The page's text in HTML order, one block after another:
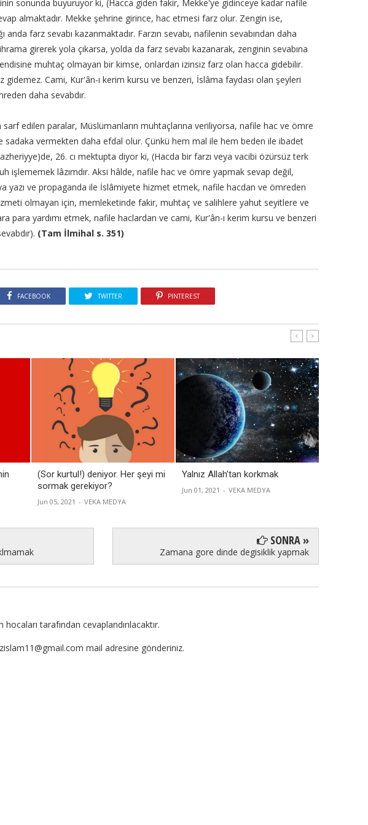
sonunda buyuruyor ki, (Hacca giden fakir, Mekke'ye gidinceye kadar nafile
almaktadır. Mekke şehrine girince, hac etmesi farz olur. Zengin ise,
anda farz sevabı kazanmaktadır. Farzın sevabı, nafilenin sevabından daha
girerek yola çıkarsa, yolda da farz sevabı kazanarak, zenginin sevabına
muhtaç olmayan bir kimse, onlardan izinsiz farz olan hacca gidebilir.
gidemez. Cami, Kur'ân-ı kerim kursu ve benzeri, İslâma faydası olan şeyleri
daha sevabdır.
edilen paralar, Müslümanların muhtaçlarına veriliyorsa, nafile hac ve ömre
sadaka vermekten daha efdal olur. Çünkü hem mal ile hem beden ile ibadet
26. cı mektupta diyor ki, (Hacda bir farzı veya vacibi özürsüz terk
işlememek lâzımdır. Aksi hâlde, nafile hac ve ömre yapmak sevap değil,
yazı ve propaganda ile İslâmiyete hizmet etmek, nafile hacdan ve ömreden
olmayan için, memleketinde fakir, muhtaç ve salihlere yahut seyitlere ve
para yardımı etmek, nafile haclardan ve cami, Kur'ân-ı kerim kursu ve benzeri
(Tam İlmihal s. 351)
FACEBOOK TWITTER PINTEREST
(Sor kurtul!) deniyor. Her şeyi mi
sormak gerekiyor?
Jun 05, 2021 - VEKA MEDYA
Yalnız Allah’tan korkmak
Jun 01, 2021 - VEKA MEDYA
SONRA »
Zamana gore dinde degisiklik yapmak
tarafından cevaplandırılacaktır.
mail adresine gönderiniz.